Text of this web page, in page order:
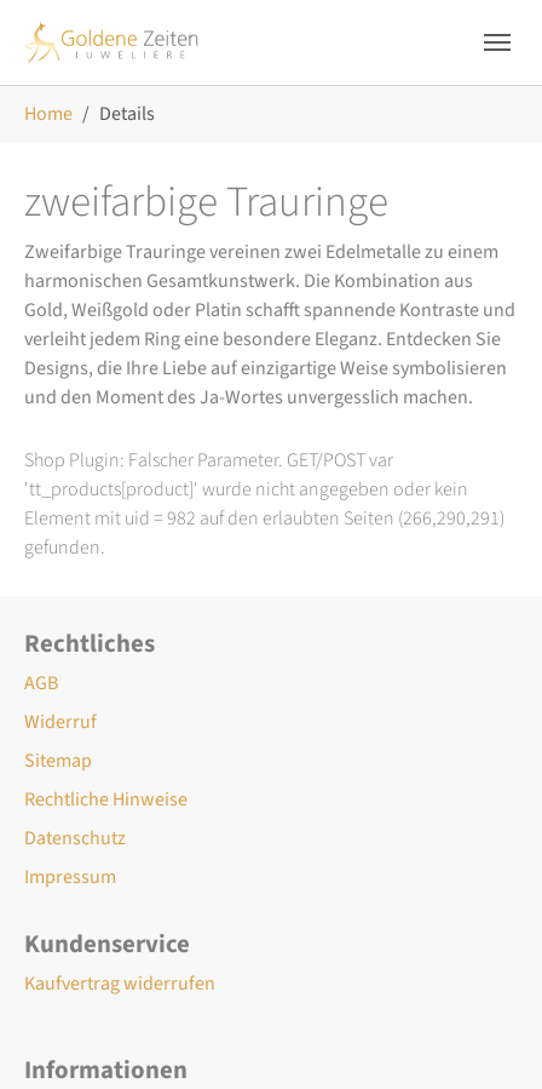
Home Details
zweifarbige Trauringe
Zweifarbige Trauringe vereinen zwei Edelmetalle zu einem
harmonischen Gesamtkunstwerk. Die Kombination aus
Gold, Weißgold oder Platin schafft spannende Kontraste und
verleiht jedem Ring eine besondere Eleganz. Entdecken Sie
Designs, die Ihre Liebe auf einzigartige Weise symbolisieren
und den Moment des Ja-Wortes unvergesslich machen.
Shop Plugin: Falscher Parameter. GET/POST var
'tt_products[product]' wurde nicht angegeben oder kein
Element mit uid = 982 auf den erlaubten Seiten (266,290,291)
gefunden.
Rechtliches
AGB
Widerruf
Sitemap
Rechtliche Hinweise
Datenschutz
Impressum
Kundenservice
Kaufvertrag widerrufen
Informationen